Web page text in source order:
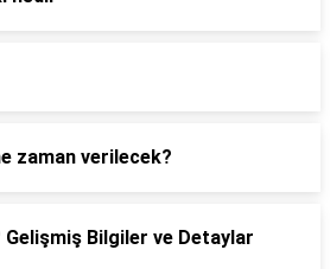
zaman verilecek?
Bilgiler ve Detaylar